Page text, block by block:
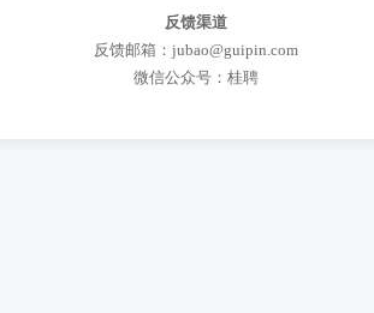
反馈渠道
反馈邮箱：jubao@guipin.com
微信公众号：桂聘